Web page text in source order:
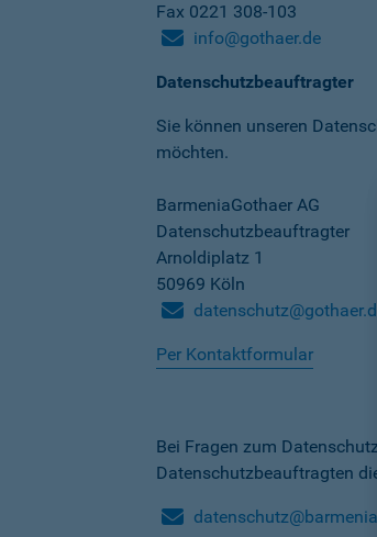
Fax 0221 308-103
info@gothaer.de
Datenschutzbeauftragter
Sie können unseren
möchten.
BarmeniaGothaer AG
Datenschutzbeauftragter
Arnoldiplatz 1
50969 Köln
Per Kontaktformular
Bei Fragen zum
Datenschutzbeauftragten